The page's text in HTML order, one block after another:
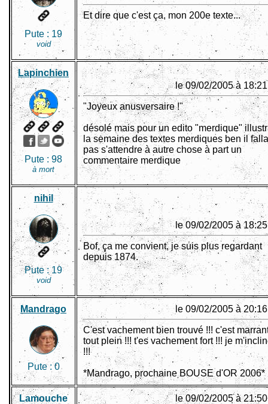
Pute : 19
void
Et dire que c'est ça, mon 200e texte...
Lapinchien
Pute : 98
à mort
le 09/02/2005 à
"Joyeux anusversaire !"
désolé mais pour un edito "merdique"
la semaine des textes merdiques ben il
pas s'attendre à autre chose à part un
commentaire merdique
nihil
Pute :19
void
le 09/02/2005 à
Bof, ça me convient, je suis plus regardant
depuis 1874.
Mandrago
Pute :0
le 09/02/2005 à
C'est vachement bien trouvé !!! c'est
tout plein !!! t'es vachement fort !!! je
!!!
*Mandrago, prochaine BOUSE d'OR 2006*
Lamouche le 09/02/2005 à